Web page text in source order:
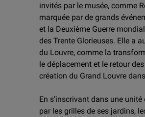
invités par le musée, comme
marquée par de grands
et la Deuxième Guerre
des Trente Glorieuses. Elle a
du Louvre, comme la
le déplacement et le retour
création du Grand Louvre
En s’inscrivant dans une
par les grilles de ses jardins,